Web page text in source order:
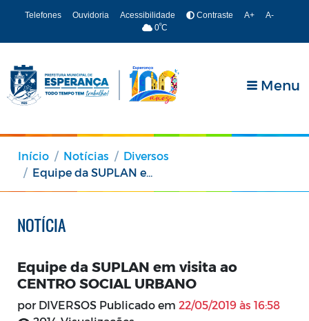
Telefones Ouvidoria Acessibilidade Contraste A+
A-
0ºC
Menu
Início Notícias
Diversos
Equipe da SUPLAN em visita ao CENTRO SOCIAL URBANO
NOTÍCIA
Equipe da SUPLAN em visita ao
CENTRO SOCIAL URBANO
por DIVERSOS Publicado em 22/05/2019 às 16:58